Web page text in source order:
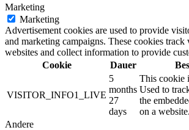
Marketing
Marketing
Advertisement cookies are used to provide
and marketing campaigns. These cookies track
websites and collect information to provide
Cookie
Dauer
VISITOR_INFO1_LIVE
5
months
27
days
This cookie
Used to
the
on a website.
Andere